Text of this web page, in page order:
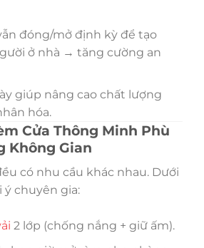
đóng/mở định kỳ để tạo
ở nhà → tăng cường an
giúp nâng cao chất lượng
hóa.
Cửa Thông Minh Phù
Không Gian
có nhu cầu khác nhau. Dưới
ý chuyên gia:
2 lớp (chống nắng + giữ ấm).